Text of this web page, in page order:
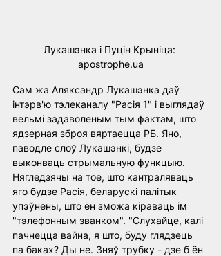
Лукашэнка і Пуцін Крыніца:
apostrophe.ua
Сам жа Аляксандр Лукашэнка даў
інтэрв'ю тэлеканалу "Расія 1" і выглядаў
вельмі задаволеным тым фактам, што
ядзерная зброя вяртаецца РБ. Яно,
паводле слоў Лукашэнкі, будзе
выконваць стрымальную функцыю.
Нягледзячы на тое, што кантраляваць
яго будзе Расія, беларускі палітык
упэўнены, што ён зможа кіраваць ім
"тэлефонным званком". "Слухайце, калі
пачнецца вайна, я што, буду глядзець
па баках? Ды не. Зняў трубку - дзе б ён